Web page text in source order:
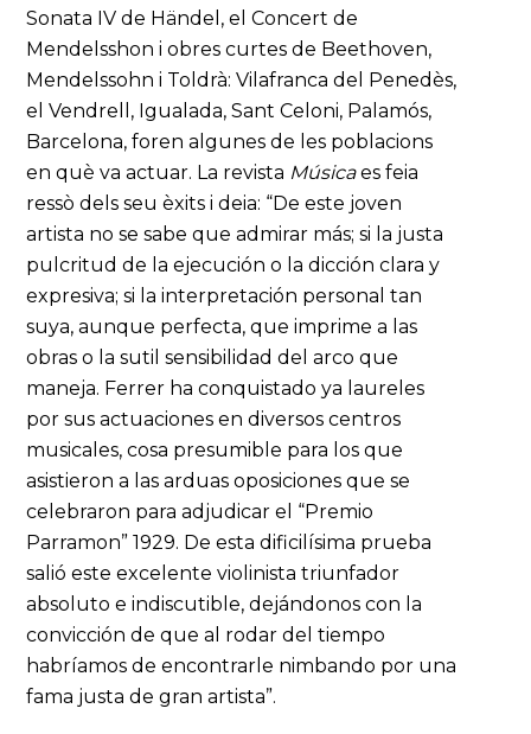
Sonata IV de Händel, el Concert de
Mendelsshon i obres curtes de Beethoven,
Mendelssohn i Toldrà: Vilafranca del Penedès,
el Vendrell, Igualada, Sant Celoni, Palamós,
Barcelona, foren algunes de les poblacions
en què va actuar. La revista Músicaes feia
ressò dels seu èxits i deia: “De este joven
artista no se sabe que admirar más; si la justa
pulcritud de la ejecución o la dicción clara y
expresiva; si la interpretación personal tan
suya, aunque perfecta, que imprime a las
obras o la sutil sensibilidad del arco que
maneja. Ferrer ha conquistado ya laureles
por sus actuaciones en diversos centros
musicales, cosa presumible para los que
asistieron a las arduas oposiciones que se
celebraron para adjudicar el “Premio
Parramon” 1929. De esta dificilísima prueba
salió este excelente violinista triunfador
absoluto e indiscutible, dejándonos con la
convicción de que al rodar del tiempo
habríamos de encontrarle nimbando por una
fama justa de gran artista”.